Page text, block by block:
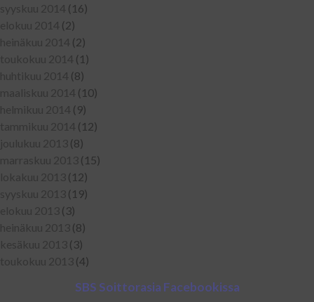
syyskuu 2014
(16)
elokuu 2014
(2)
heinäkuu 2014
(2)
toukokuu 2014
(1)
huhtikuu 2014
(8)
maaliskuu 2014
(10)
helmikuu 2014
(9)
tammikuu 2014
(12)
joulukuu 2013 (8)
marraskuu 2013 (15)
lokakuu 2013 (12)
syyskuu 2013 (19)
elokuu 2013 (3)
heinäkuu 2013 (8)
kesäkuu 2013 (3)
toukokuu 2013 (4)
SBS Soittorasia Facebookissa